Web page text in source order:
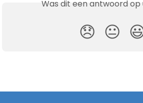
Was dit een antwoord op
😞 😐